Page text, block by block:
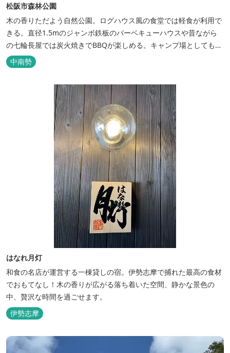
松阪市森林公園
木の香りただよう自然公園。ログハウス風の食堂では軽食が利用で
きる。直径1.5mのジャンボ鉄板のバーベキューハウスや昔ながら
の七輪長屋では炭火焼きでBBQが楽しめる。キャンプ場としても人
気で、週末は多くのキャンパーでにぎわっている。バンガローや5
タイプのテントサイトがある。展望台からは市街が一望できる。ま
込みOK！あらかじめご...
中南勢
はなれ月灯
和食の名店が運営する一棟貸しの宿。伊勢志摩で捕れた最高の食材
でおもてなし！木の香りが広がる落ち着いた空間、静かな景色の
中、贅沢な時間を過ごせます。
伊勢志摩